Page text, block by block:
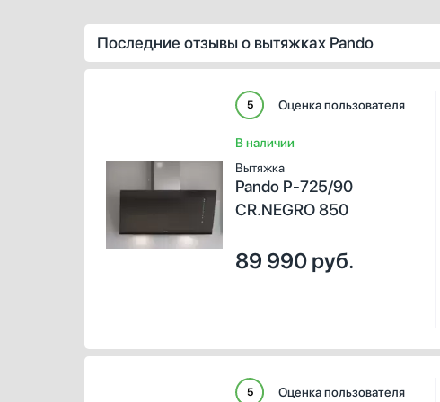
Последние отзывы о вытяжках Pando
5 Оценка пользователя
В наличии
Вытяжка
Pando P-725/90
CR.NEGRO 850
89 990 руб.
5 Оценка пользователя